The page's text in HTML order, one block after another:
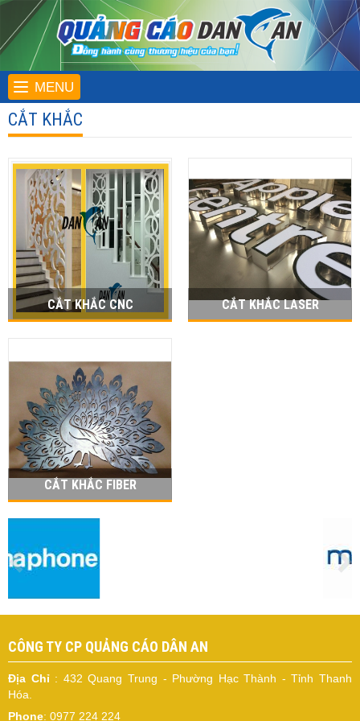
MENU
CẮT KHẮC
CẮT KHẮC CNC CẮT KHẮC LASER
CẮT KHẮC FIBER
CÔNG TY CP QUẢNG CÁO DÂN AN
Địa Chỉ : 432 Quang Trung - Phường Hạc Thành - Tỉnh Thanh
Hóa.
Phone: 0977 224 224